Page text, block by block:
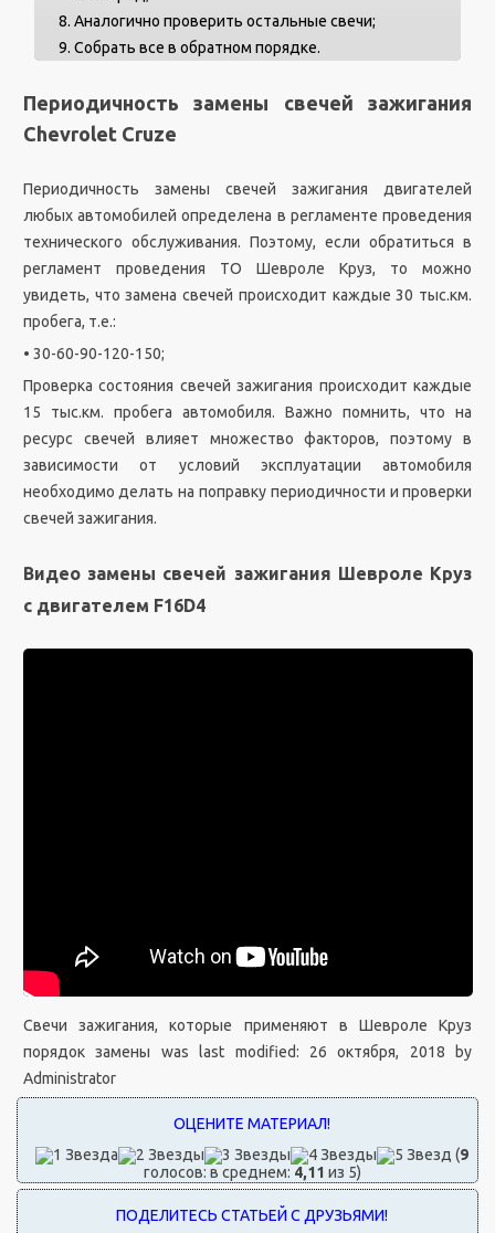
Аналогично проверить остальные свечи;
Собрать все в обратном порядке.
Периодичность замены свечей зажигания
Chevrolet Cruze
Периодичность замены свечей зажигания двигателей
любых автомобилей определена в регламенте проведения
технического обслуживания. Поэтому, если обратиться в
регламент проведения ТО Шевроле Круз, то можно
увидеть, что замена свечей происходит каждые 30 тыс.км.
пробега, т.е.:
• 30-60-90-120-150;
Проверка состояния свечей зажигания происходит каждые
15 тыс.км. пробега автомобиля. Важно помнить, что на
ресурс свечей влияет множество факторов, поэтому в
зависимости от условий эксплуатации автомобиля
необходимо делать на поправку периодичности и проверки
свечей зажигания.
Видео замены свечей зажигания Шевроле Круз
с двигателем F16D4
Свечи зажигания, которые применяют в Шевроле Круз
порядок замены was last modified: 26 октября, 2018 by
Administrator
(9
голосов: в среднем: 4,11 из 5)